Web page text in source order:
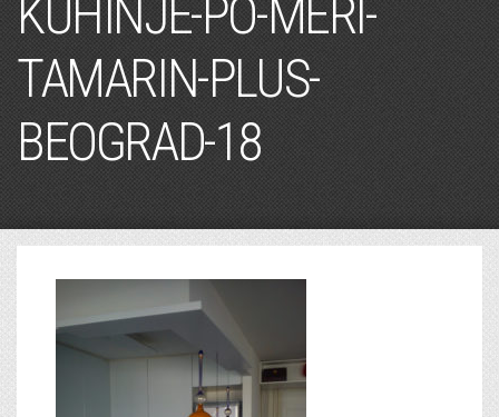
KUHINJE-PO-MERI-
TAMARIN-PLUS-
BEOGRAD-18